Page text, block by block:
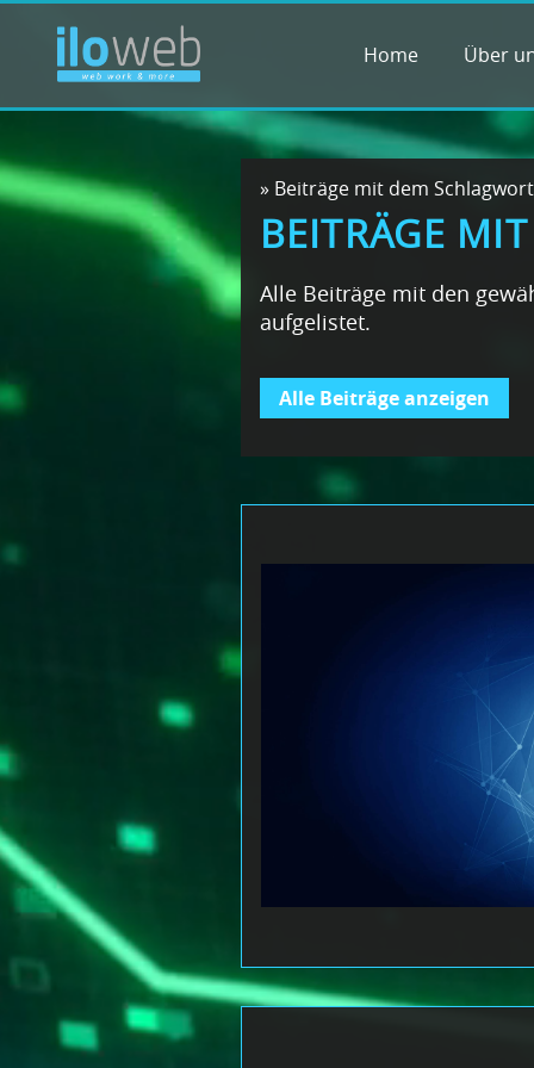
Home Über
» Beiträge mit dem
BEITRÄGE
Alle Beiträge mit den
aufgelistet.
Alle Beiträge anzeigen